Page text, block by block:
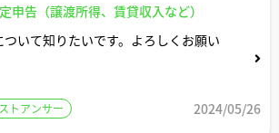
申告（譲渡所得、賃貸収入など）
いて知りたいです。よろしくお願い
トアンサー 2024/05/26